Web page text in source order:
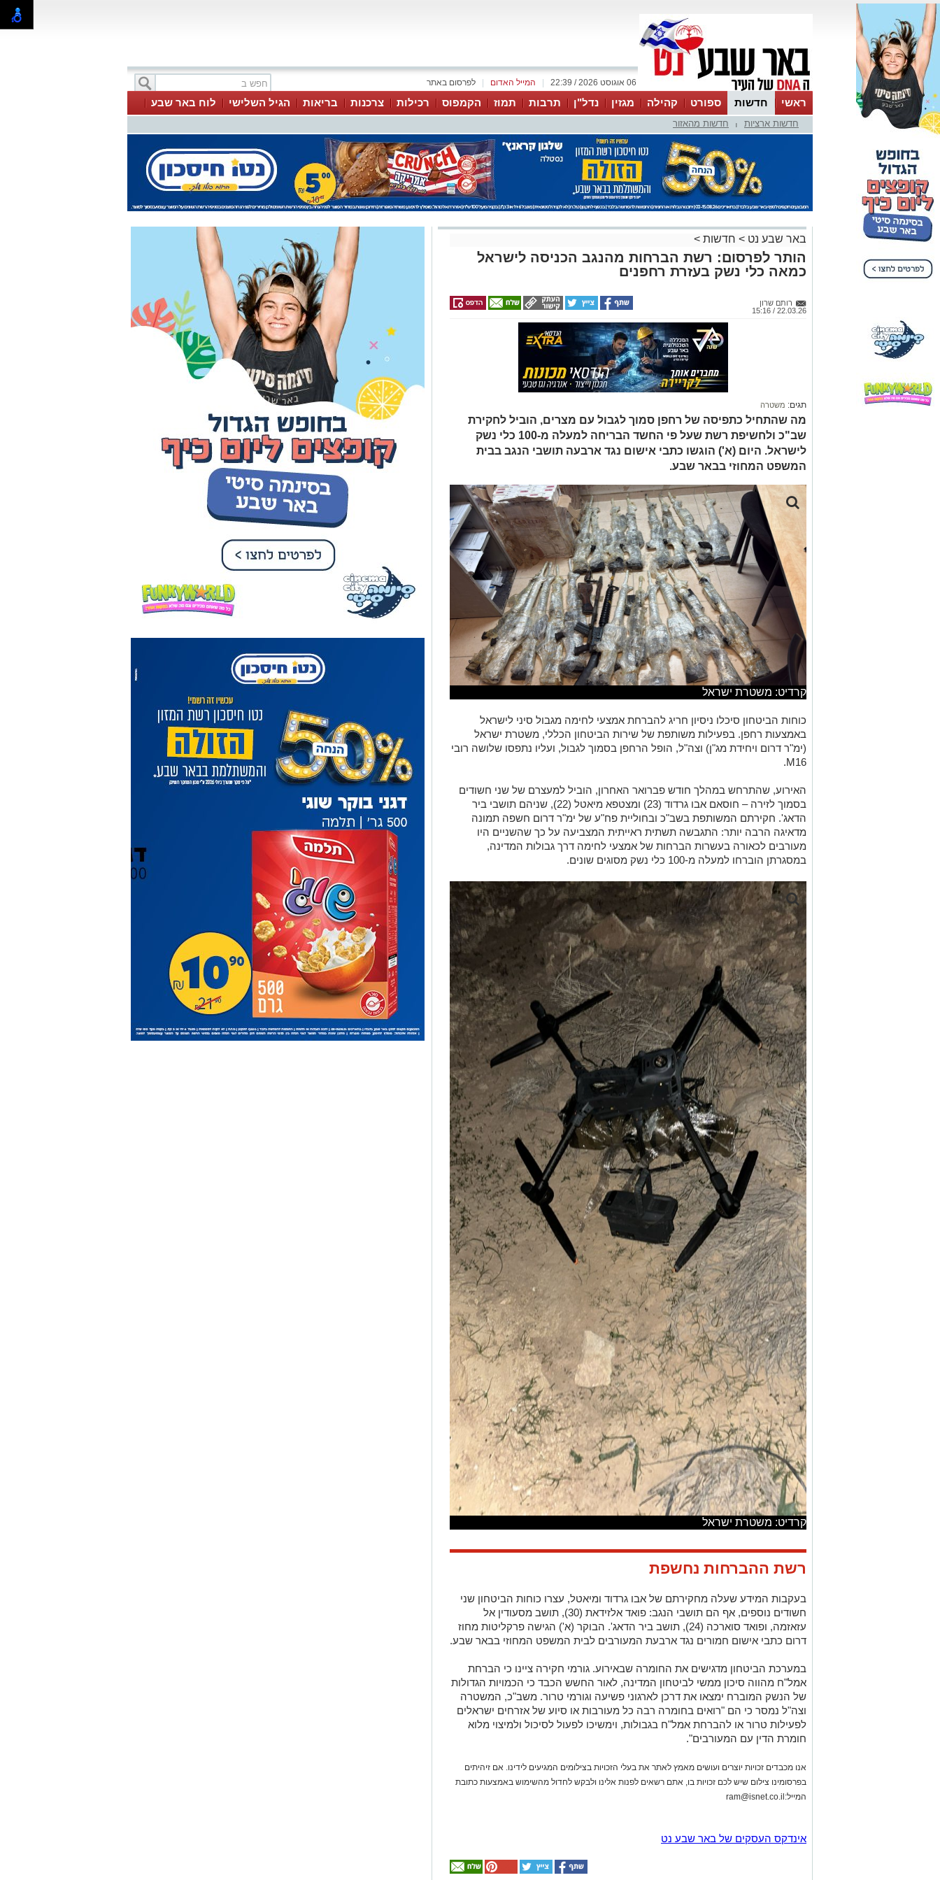
לפרסום באתר המייל האדום 06 אוגוסט 2026 / 22:39
ראשי חדשות ספורט קהילה מגזין נדל"ן תרבות תמוז הקמפוס רכילות צרכנות בריאות הגיל השלישי
לוח באר שבע
עסקים
טיפים והמלצותחדשות ארציות חדשות מהאזור
באר שבע נט > חדשות >
הותר לפרסום: רשת הברחות מהנגב הכניסה לישראל
כמאה כלי נשק בעזרת רחפנים
רותם שרון
22.03.26 / 15:16
תגים: משטרה
מה שהתחיל כתפיסה של רחפן סמוך לגבול עם מצרים, הוביל לחקירת
שב"כ ולחשיפת רשת שעל פי החשד הבריחה למעלה מ-100 כלי נשק
לישראל. היום (א') הוגשו כתבי אישום נגד ארבעה תושבי הנגב בבית
המשפט המחוזי בבאר שבע.
קרדיט: משטרת ישראל
כוחות הביטחון סיכלו ניסיון חריג להברחת אמצעי לחימה מגבול סיני לישראל
באמצעות רחפן. בפעילות משותפת של שירות הביטחון הכללי, משטרת ישראל
(ימ"ר דרום ויחידת מג"ן) וצה"ל, הופל הרחפן בסמוך לגבול, ועליו נתפסו שלושה רובי
M16.
האירוע, שהתרחש במהלך חודש פברואר האחרון, הוביל למעצרם של שני חשודים
בסמוך לזירה – חוסאם אבו גרדוד (23) ומצטפא מיאטל (22), שניהם תושבי ביר
הדאג'. חקירתם המשותפת בשב"כ ובחוליית פח"ע של ימ"ר דרום חשפה תמונה
מדאיגה הרבה יותר: התגבשה תשתית ראייתית המצביעה על כך שהשניים היו
מעורבים לכאורה בעשרות הברחות של אמצעי לחימה דרך גבולות המדינה,
במסגרתן הוברחו למעלה מ-100 כלי נשק מסוגים שונים.
קרדיט: משטרת ישראל
רשת ההברחות נחשפת
בעקבות המידע שעלה מחקירתם של אבו גרדוד ומיאטל, עצרו כוחות הביטחון שני
חשודים נוספים, אף הם תושבי הנגב: פואד אלזידאת (30), תושב מסעודין אל
עזאזמה, ופואד סוארכה (24), תושב ביר הדאג'. הבוקר (א') הגישה פרקליטות מחוז
דרום כתבי אישום חמורים נגד ארבעת המעורבים לבית המשפט המחוזי בבאר שבע.
במערכת הביטחון מדגישים את החומרה שבאירוע. גורמי חקירה ציינו כי הברחת
אמל"ח מהווה סיכון ממשי לביטחון המדינה, לאור החשש הכבד כי הכמויות הגדולות
של הנשק המוברח ימצאו את דרכן לארגוני פשיעה וגורמי טרור. משב"כ, המשטרה
וצה"ל נמסר כי הם "רואים בחומרה רבה כל מעורבות או סיוע של אזרחים ישראלים
לפעילות טרור או להברחת אמל"ח בגבולות, וימשיכו לפעול לסיכול ולמיצוי מלוא
חומרת הדין עם המעורבים".
אנו מכבדים זכויות יוצרים ועושים מאמץ לאתר את בעלי הזכויות בצילומים המגיעים לידינו. אם זיהיתים
בפרסומינו צילום שיש לכם זכויות בו, אתם רשאים לפנות אלינו ולבקש לחדול מהשימוש באמצעות כתובת
המייל:ram@isnet.co.il
אינדקס העסקים של באר שבע נט